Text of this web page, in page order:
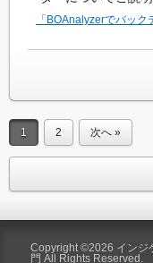
「BOAnalyzerでバッ
1 2 次へ »
Copyright ©2026 インジ
門 All Rights Reserved.